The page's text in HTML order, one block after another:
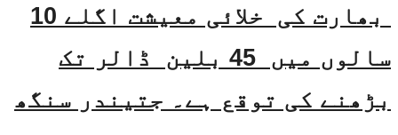
بھارت کی خلائی معیشت اگلے 10
سالوں میں 45 بلین ڈالر تک
بڑھنے کی توقع ہے۔ جتیندر سنگھ